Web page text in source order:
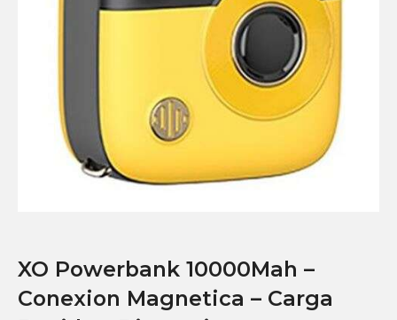
XO Powerbank 10000Mah –
Conexion Magnetica – Carga